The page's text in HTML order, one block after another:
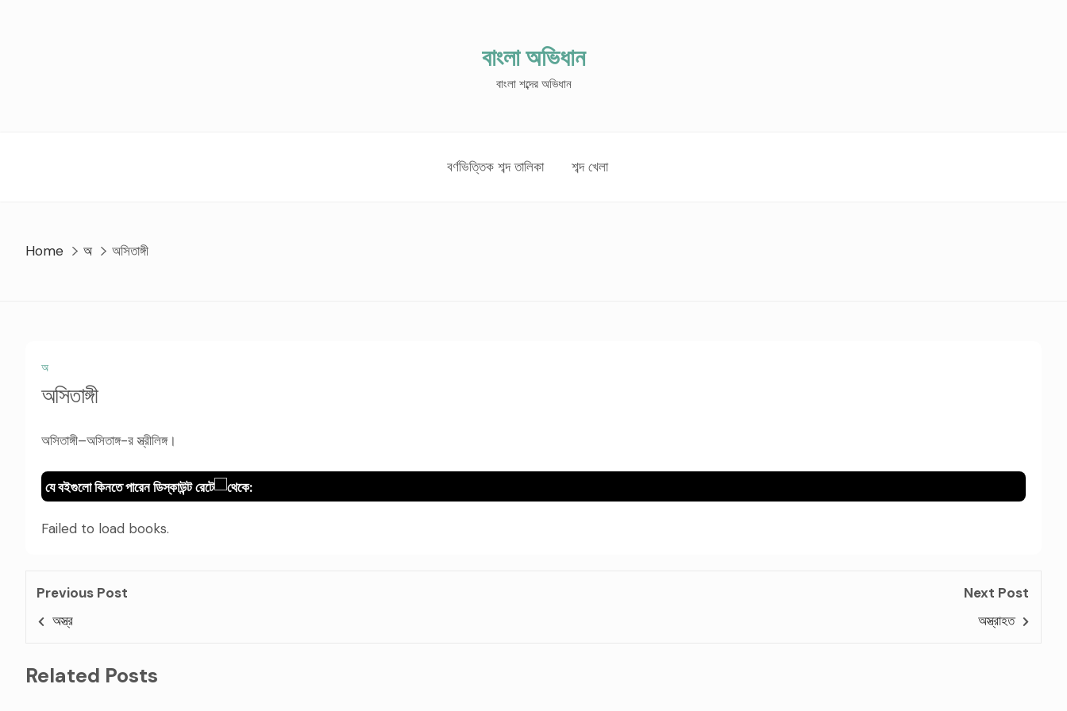
বাংলা অভিধান
বাংলা শব্দের অভিধান
বর্ণভিত্তিক শব্দ তালিকা শব্দ খেলা
Home অ অসিতাঙ্গী
অ
অসিতাঙ্গী
অসিতাঙ্গী–অসিতাঙ্গ-র স্ত্রীলিঙ্গ।
যে বইগুলো কিনতে পারেন ডিস্কাউন্ট রেটে থেকে:
Failed to load books.
Previous Post
অস্ত্র
Next Post
অস্ত্রাহত
Related Posts